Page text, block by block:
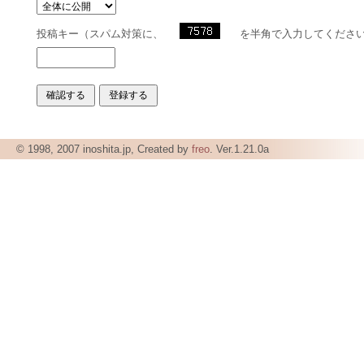
投稿キー（スパム対策に、 を半角で入力してくださ
© 1998, 2007 inoshita.jp, Created by freo. Ver.1.21.0a